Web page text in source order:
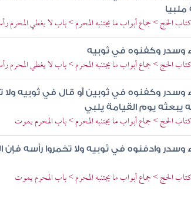
ملبيا
الحج > جماع أبواب ما يجتنبه المحرم > باب لا يغطي المحرم
وسدر وكفنوه في ثوبيه
الحج > جماع أبواب ما يجتنبه المحرم > باب لا يغطي المحرم
وسدر وكفنوه في ثوبين أو قال في ثوبيه ولا
يبعثه يوم القيامة يلبي
الحج > جماع أبواب ما يجتنبه المحرم > باب المحرم يموت
وسدر وادفنوه في ثوبيه ولا تخمروا رأسه فإن
الحج > جماع أبواب ما يجتنبه المحرم > باب المحرم يموت